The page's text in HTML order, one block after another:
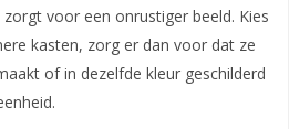
voor een onrustiger beeld. Kies
kasten, zorg er dan voor dat ze
of in dezelfde kleur geschilderd